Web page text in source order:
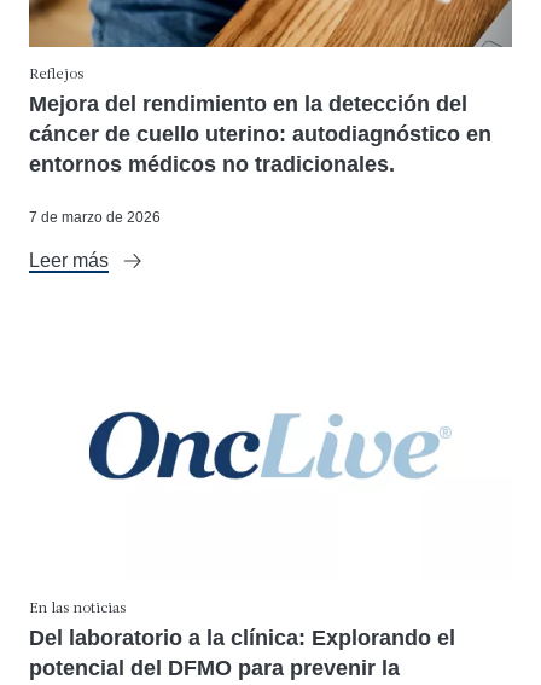
Reflejos
Mejora del rendimiento en la detección del
cáncer de cuello uterino: autodiagnóstico en
entornos médicos no tradicionales.
7 de marzo de 2026
Leer más
En las noticias
Del laboratorio a la clínica: Explorando el
potencial del DFMO para prevenir la